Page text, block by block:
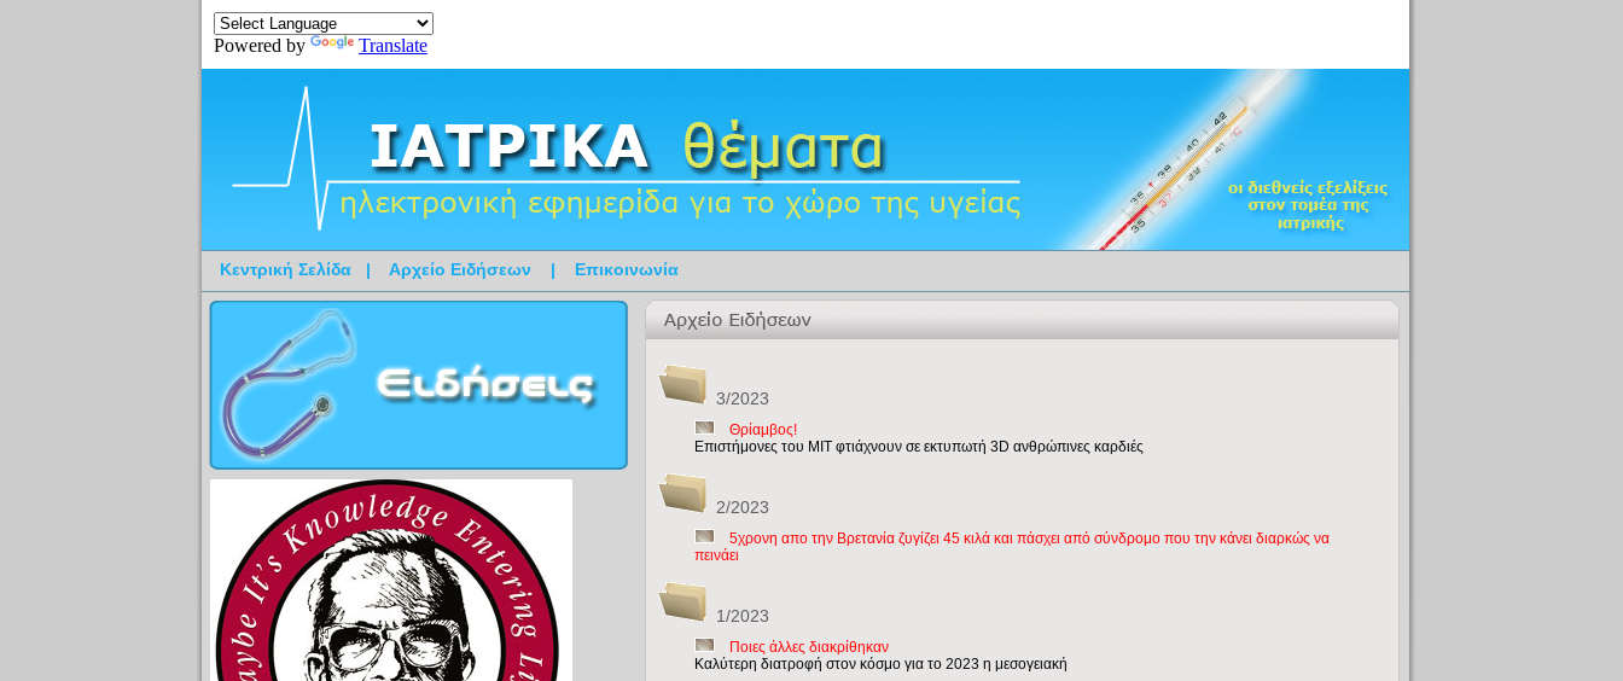
Powered by Translate
Κεντρική Σελίδα | Αρχείο Ειδήσεων | Επικοινωνία
3/2023
Θρίαμβος!
Επιστήμονες του ΜΙΤ φτιάχνουν σε εκτυπωτή 3D ανθρώπινες καρδιές
2/2023
5χρονη απο την Βρετανία ζυγίζει 45 κιλά και πάσχει από σύνδρομο που την κάνει διαρκώς να
πεινάει
1/2023
Ποιες άλλες διακρίθηκαν
Καλύτερη διατροφή στον κόσμο για το 2023 η μεσογειακή